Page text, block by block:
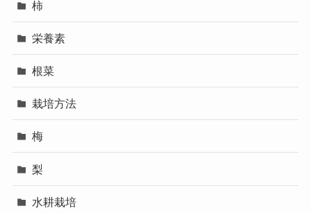
柿
栄養素
根菜
栽培方法
梅
梨
水耕栽培